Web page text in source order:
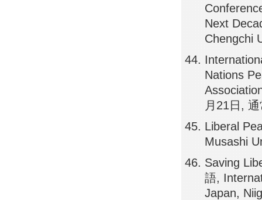
Next
Chengchi
Nations
月21日,
Liberal
Musashi
Saving
語,
Japan,